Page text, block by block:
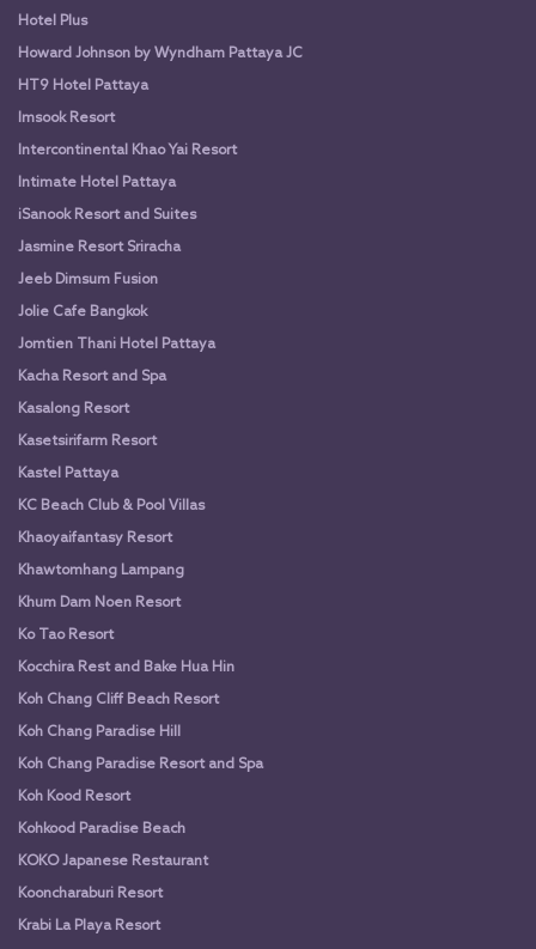
Hotel Plus
Howard Johnson by Wyndham Pattaya JC
HT9 Hotel Pattaya
Imsook Resort
Intercontinental Khao Yai Resort
Intimate Hotel Pattaya
iSanook Resort and Suites
Jasmine Resort Sriracha
Jeeb Dimsum Fusion
Jolie Cafe Bangkok
Jomtien Thani Hotel Pattaya
Kacha Resort and Spa
Kasalong Resort
Kasetsirifarm Resort
Kastel Pattaya
KC Beach Club & Pool Villas
Khaoyaifantasy Resort
Khawtomhang Lampang
Khum Dam Noen Resort
Ko Tao Resort
Kocchira Rest and Bake Hua Hin
Koh Chang Cliff Beach Resort
Koh Chang Paradise Hill
Koh Chang Paradise Resort and Spa
Koh Kood Resort
Kohkood Paradise Beach
KOKO Japanese Restaurant
Kooncharaburi Resort
Krabi La Playa Resort